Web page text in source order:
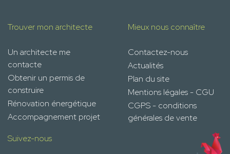
Trouver mon architecte
Un architecte me
contacte
Obtenir un permis de
construire
Rénovation énergétique
Accompagnement projet
Mieux nous connaître
Contactez-nous
Actualités
Plan du site
Mentions légales - CGU
CGPS - conditions
générales de vente
Suivez-nous